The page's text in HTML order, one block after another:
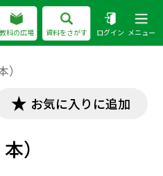
教科の広場 資料をさがす ログイン メニュー
お気に入りに追加
）